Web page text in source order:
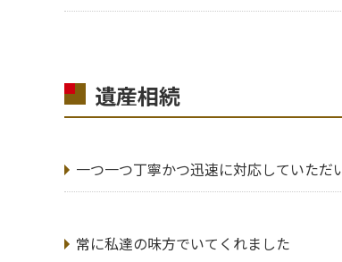
遺産相続
一つ一つ丁寧かつ迅速に対応していただ
常に私達の味方でいてくれました